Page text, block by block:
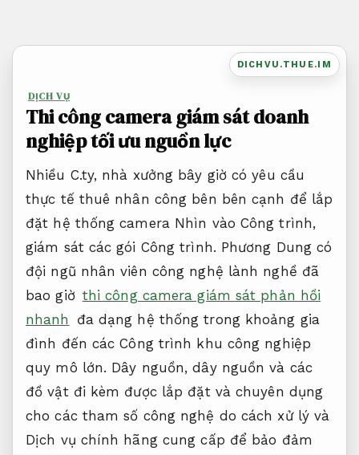
DICHVU.THUE.IM
DỊCH VỤ
Thi công camera giám sát doanh
nghiệp tối ưu nguồn lực
Nhiều C.ty, nhà xưởng bây giờ có yêu cầu
thực tế thuê nhân công bên bên cạnh để lắp
đặt hệ thống camera Nhìn vào Công trình,
giám sát các gói Công trình. Phương Dung có
đội ngũ nhân viên công nghệ lành nghề đã
bao giờ thi công camera giám sát phản hồi
nhanh
đa dạng hệ thống trong khoảng gia
đình đến các Công trình khu công nghiệp
quy mô lớn. Dây nguồn, dây nguồn và các
đồ vật đi kèm được lắp đặt và chuyên dụng
cho các tham số công nghệ do cách xử lý và
Dịch vụ chính hãng cung cấp để bảo đảm